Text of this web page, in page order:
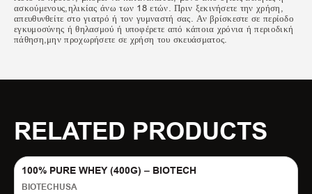
ασκούμενους,ηλικίας άνω των 18 ετών. Πριν ξεκινήσετε την χρήση,
απευθυνθείτε στο γιατρό ή τον γυμναστή σας. Αν βρίσκεστε σε περίοδο
εγκυμοσύνης ή θηλασμού ή υποφέρετε από κάποια χρόνια ή περιοδική
πάθηση,μην προχωρήσετε σε χρήση του σκευάσματος.
RELATED PRODUCTS
100% PURE WHEY (400G) – BIOTECH
BIOTECHUSA